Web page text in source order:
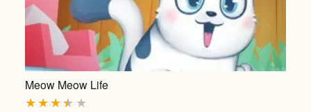
Meow Meow Life
★
★
★
★
★